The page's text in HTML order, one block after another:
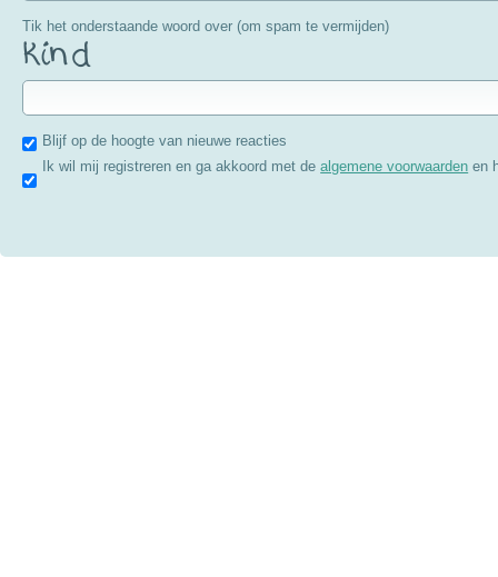
Tik het onderstaande woord over (om spam te vermijden)
Blijf op de hoogte van nieuwe reacties
Ik wil mij registreren en ga akkoord met dealgemene voorwaarden en